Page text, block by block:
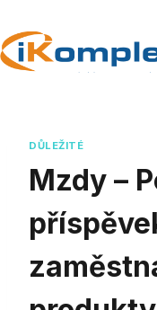
to
content
DŮLEŽITÉ
Mzdy –